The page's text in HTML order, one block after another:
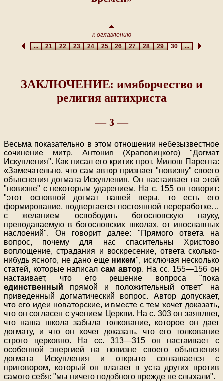
к оглавлению
...212223242526272829 30 ...
ЗАКЛЮЧЕНИЕ: имяборчество и
религия антихриста
— 3 —
Весьма показательно в этом отношении небезызвестное
сочинение митр. Антония (Храповицкого) "Догмат
Искупления". Как писал его критик прот. Милош Парента:
«Замечательно, что сам автор признает "новизну" своего
объяснения догмата Искупления. Он настаивает на этой
"новизне" с некоторым ударением. На с. 155 он говорит:
"этот основной догмат нашей веры, то есть его
формирование, подвергается постоянной переработке…
с желанием освободить богословскую науку,
преподаваемую в богословских школах, от инославных
наслоений". Он говорит далее: "Прямого ответа на
вопрос, почему для нас спасительны Христово
воплощение, страдания и воскресение, ответа сколько-
нибудь ясного, не дано еще никем", исключая несколько
статей, которые написал сам автор. На сс. 155—156 он
настаивает, что его решение вопроса "пока
единственный прямой и положительный ответ" на
приведенный догматический вопрос. Автор допускает,
что его идеи новаторские, и вместе с тем хочет доказать,
что он согласен с учением Церкви. На с. 303 он заявляет,
что наша школа забыла толкование, которое он дает
догмату, и что он хочет доказать, что его толкование
строго церковно. На сс. 313—315 он настаивает с
особенной энергией на новизне своего объяснения
догмата Искупления и открыто соглашается с
приговором, который он влагает в уста других против
самого себя: "мы ничего подобного прежде не слыхали".